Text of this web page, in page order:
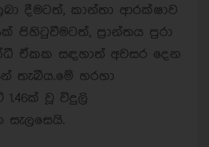
දීමටත්, කාන්තා ආරක්ෂාව
පිහිටුවීමටත්, ප්‍රාන්තය පුරා
ඒකක සඳහාත් අවසර දෙන
තැබීය.මේ හරහා
වූ විදුලි